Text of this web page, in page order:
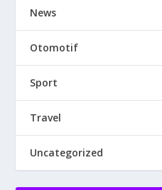
News
Otomotif
Sport
Travel
Uncategorized